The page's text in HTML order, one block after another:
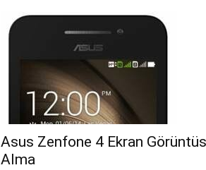
Asus Zenfone 4 Ekran
Alma